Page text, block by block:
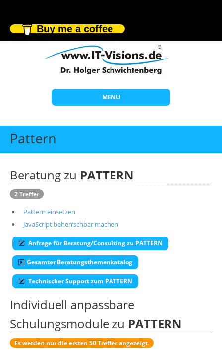
Buy me a coffee
MENU
Start
Individuelle Schulungen
Wissen
Suche
Pattern
Beratung zu PATTERN
2 Treffer
Pattern einsetzen
JavaScript beherrschbar machen
Anfrage für Beratung/Consulting zu PATTERN
Gesamter Beratungsthemenkatalog
Technischer Support zum PATTERN
Individuell anpassbare
Schulungsmodule zu PATTERN
Es werden nur die ersten 50 Treffer angezeigt.